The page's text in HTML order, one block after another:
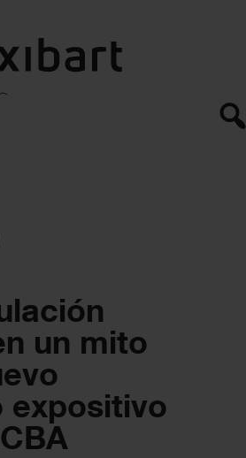
exibart.es
un mito
expositivo